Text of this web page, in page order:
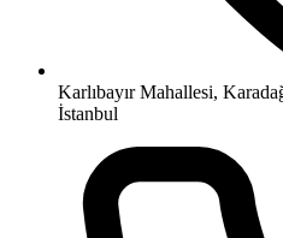
Karlıbayır Mahallesi,
İstanbul